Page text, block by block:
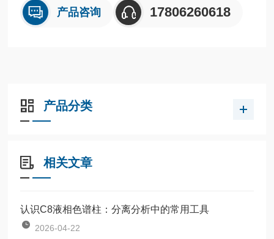
产品咨询 17806260618
产品分类
相关文章
认识C8液相色谱柱：分离分析中的常用工具
2026-04-22